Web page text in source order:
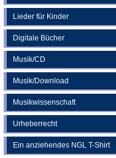
Lieder für Kinder
Digitale Bücher
Musik/CD
Musik/Download
Musikwissenschaft
Urheberrecht
Ein anziehendes NGL T-Shirt